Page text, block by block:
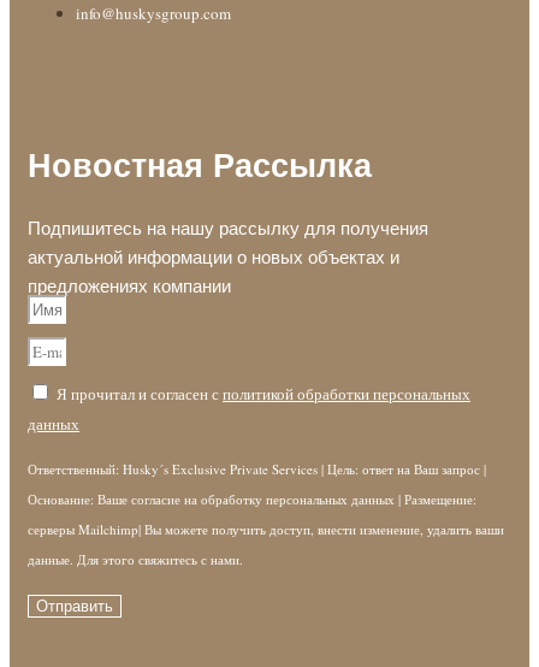
info@huskysgroup.com
Новостная Рассылка
Подпишитесь на нашу рассылку для получения
актуальной информации о новых объектах и
предложениях компании
Я прочитал и согласен сполитикой обработки персональных
данных
Ответственный: Husky´s Exclusive Private Services | Цель: ответ на Ваш запрос |
Основание: Ваше согласие на обработку персональных данных | Размещение:
серверы Mailchimp| Вы можете получить доступ, внести изменение, удалить ваши
данные. Для этого свяжитесь с нами.
Отправить